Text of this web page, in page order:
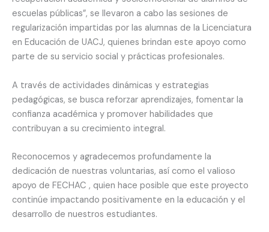
escuelas públicas”, se llevaron a cabo las sesiones de
regularización impartidas por las alumnas de la Licenciatura
en Educación de UACJ, quienes brindan este apoyo como
parte de su servicio social y prácticas profesionales.
A través de actividades dinámicas y estrategias
pedagógicas, se busca reforzar aprendizajes, fomentar la
confianza académica y promover habilidades que
contribuyan a su crecimiento integral.
Reconocemos y agradecemos profundamente la
dedicación de nuestras voluntarias, así como el valioso
apoyo de FECHAC , quien hace posible que este proyecto
continúe impactando positivamente en la educación y el
desarrollo de nuestros estudiantes.